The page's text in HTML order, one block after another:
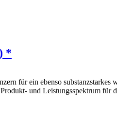
*
für ein ebenso substanzstarkes
und Leistungsspektrum